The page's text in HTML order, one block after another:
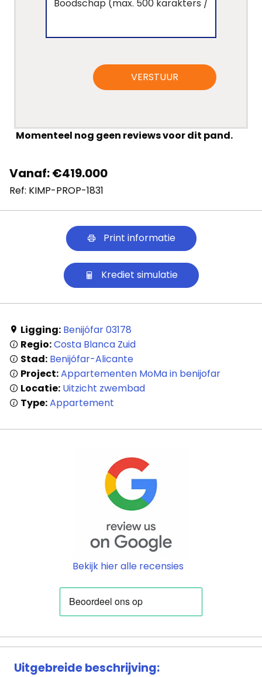
VERSTUUR
Momenteel nog geen reviews voor dit pand.
Vanaf: €419.000
Ref: KIMP-PROP-1831
Print informatie
Krediet simulatie
Ligging: Benijófar 03178
Regio:Costa Blanca Zuid
Stad: Benijófar-Alicante
Project:Appartementen MoMa in benijofar
Locatie: Uitzicht zwembad
Type:Appartement
Bekijk hier alle recensies
Uitgebreide beschrijving: